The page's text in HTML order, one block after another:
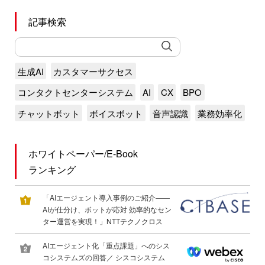
記事検索
生成AI
カスタマーサクセス
コンタクトセンターシステム
AI CX
BPO
チャットボット
ボイスボット 音声認識 業務効率化
ホワイトペーパー/E-Book
ランキング
「AIエージェント導入事例のご紹介――
AIが仕分け、ボットが応対 効率的なセン
ター運営を実現！」NTTテクノクロス
AIエージェント化「重点課題」へのシス
コシステムズの回答／ シスコシステム